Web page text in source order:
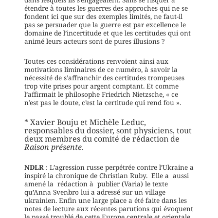
étendre à toutes les guerres des approches qui ne se
fondent ici que sur des exemples limités, ne faut-il
pas se persuader que la guerre est par excellence le
domaine de l’incertitude et que les certitudes qui ont
animé leurs acteurs sont de pures illusions ?
Toutes ces considérations renvoient ainsi aux
motivations liminaires de ce numéro, à savoir la
nécessité de s’affranchir des certitudes trompeuses
trop vite prises pour argent comptant. Et comme
l’affirmait le philosophe Friedrich Nietzsche, « ce
n’est pas le doute, c’est la certitude qui rend fou ».
* Xavier Bouju et Michèle Leduc,
responsables du dossier, sont physiciens, tout
deux membres du comité de rédaction de
Raison présente.
NDLR : L’agression russe perpétrée contre l’Ukraine a
inspiré la chronique de Christian Ruby. Elle a aussi
amené la rédaction à publier (Varia) le texte
qu’Anna Svenbro lui a adressé sur un village
ukrainien. Enfin une large place a été faite dans les
notes de lecture aux récentes parutions qui évoquent